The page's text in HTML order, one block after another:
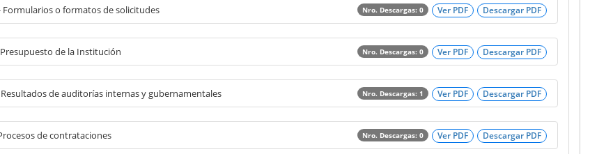
Descargar PDF
Ver PDF
Formularios o formatos de solicitudes Nro. Descargas: 0
Descargar PDF
Ver PDF
de la Institución Nro. Descargas: 0
Descargar PDF
Ver PDF
de auditorías internas y gubernamentales Nro. Descargas: 1
Descargar PDF
Ver PDF
de contrataciones Nro. Descargas: 0